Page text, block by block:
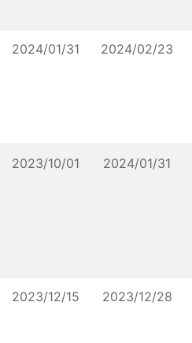
2024/01/31 2024/02/23
2023/10/01 2024/01/31
2023/12/15 2023/12/28